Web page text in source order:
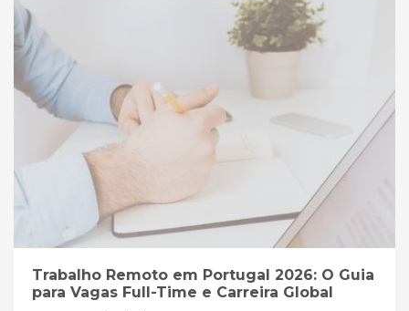
Trabalho Remoto em Portugal 2026: O Guia
para Vagas Full-Time e Carreira Global